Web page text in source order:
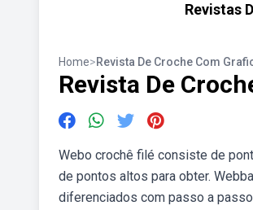
Revistas
Home>Revista De Croche Com
Revista De
Webo crochê filé consiste de
de pontos altos para obter.
diferenciados com passo a